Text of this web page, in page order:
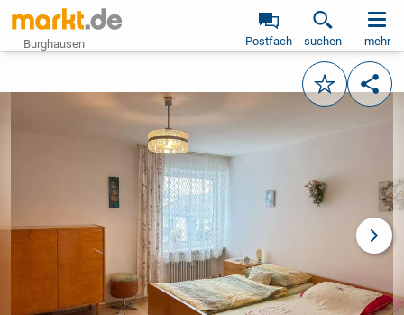
Burghausen Postfach suchen mehr
Merken